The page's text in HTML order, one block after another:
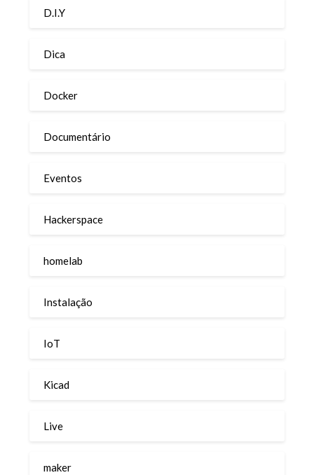
D.I.Y
Dica
Docker
Documentário
Eventos
Hackerspace
homelab
Instalação
IoT
Kicad
Live
maker